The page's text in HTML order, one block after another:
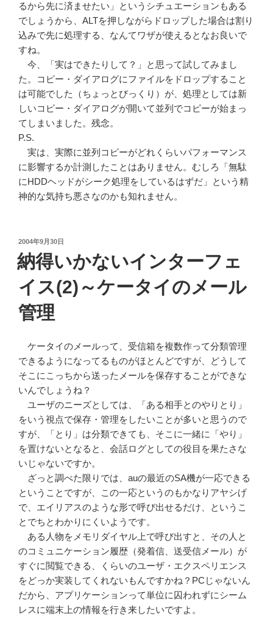
るから先に済ませたい」というシチュエーションもある
でしょうから、ALTを押しながらドロップした場合は割り
込みで先に処理する、なんてワザが使えるとなお良いで
すね。
今、「実はできたりして？」と思って試してみまし
た。コピー・ダイアログにファイルをドロップすること
は可能でした（ちょっとびっくり）が、処理としては新
しいコピー・ダイアログが開いて並列でコピーが始まっ
てしまいました。残念。
P.S.
実は、実際に並列コピーがどれくらいパフォーマンス
に影響するか計測したことはありません。むしろ「無駄
にHDDヘッドがシーク処理をしているはずだ」という精
神的な気持ち悪さなのかも知れません。
投
稿
日:
2004年9月30日
納得いかないインターフェ
イス(2)～ケータイのメール
管理
ケータイのメールって、受信箱を複数作って分類管理
できるようになってるものがほとんどですが、どうして
そこにこっちから送ったメールを保存することができな
いんでしょうね？
ユーザのニーズとしては、「ある相手とのやりとり」
をいう視点で保存・管理をしたいことが多いと思うので
すが、「とり」は分類できても、そこに一緒に「やり」
を置けないとなると、会話ログとしての役目を果たさな
いじゃないですか。
ざっと調べた限りでは、auの最近のSA機が一応できる
ということですが、この一応というのもかなりアヤシげ
で、エイリアスのような形で呼び出せるだけ、というこ
とでちとわかりにくいようです。
ある人物をメモリダイヤル上で呼び出すと、その人と
のコミュニケーション履歴（発着信、送受信メール）が
すぐに閲覧できる、くらいのユーザ・エクスペリエンス
をどっか実装してくれないもんですかね？PCじゃないん
だから、アプリケーションって単位に囚われずにシーム
レスに端末上の情報を行き来したいですよ。